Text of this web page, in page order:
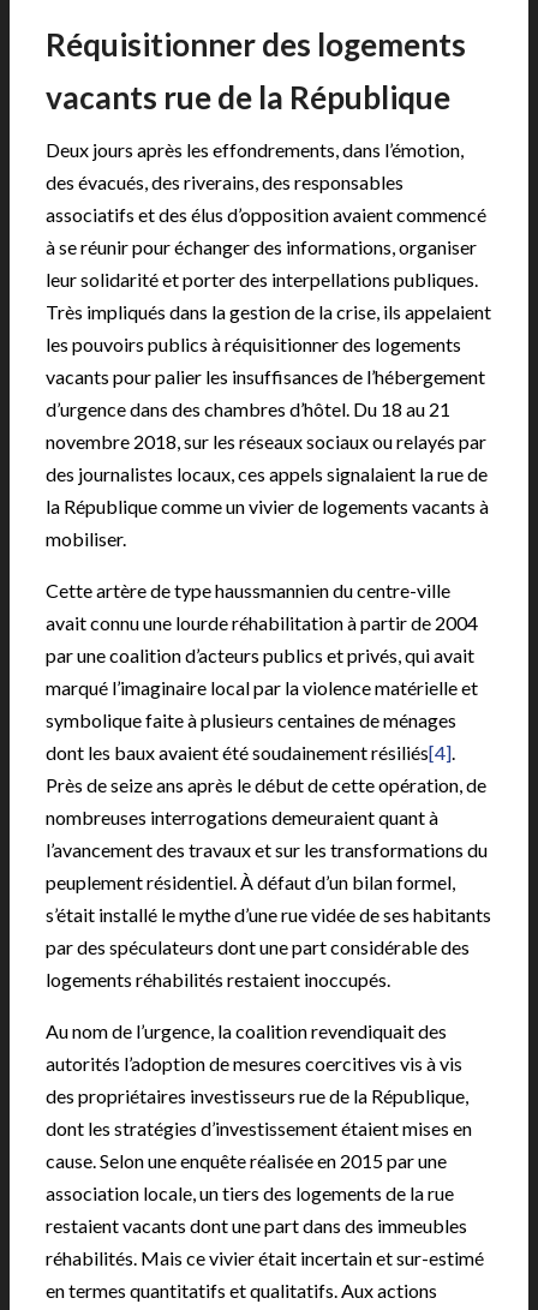
Réquisitionner des logements
vacants rue de la République
Deux jours après les effondrements, dans l’émotion,
des évacués, des riverains, des responsables
associatifs et des élus d’opposition avaient commencé
à se réunir pour échanger des informations, organiser
leur solidarité et porter des interpellations publiques.
Très impliqués dans la gestion de la crise, ils appelaient
les pouvoirs publics à réquisitionner des logements
vacants pour palier les insuffisances de l’hébergement
d’urgence dans des chambres d’hôtel. Du 18 au 21
novembre 2018, sur les réseaux sociaux ou relayés par
des journalistes locaux, ces appels signalaient la rue de
la République comme un vivier de logements vacants à
mobiliser.
Cette artère de type haussmannien du centre-ville
avait connu une lourde réhabilitation à partir de 2004
par une coalition d’acteurs publics et privés, qui avait
marqué l’imaginaire local par la violence matérielle et
symbolique faite à plusieurs centaines de ménages
dont les baux avaient été soudainement résiliés[4].
Près de seize ans après le début de cette opération, de
nombreuses interrogations demeuraient quant à
l’avancement des travaux et sur les transformations du
peuplement résidentiel. À défaut d’un bilan formel,
s’était installé le mythe d’une rue vidée de ses habitants
par des spéculateurs dont une part considérable des
logements réhabilités restaient inoccupés.
Au nom de l’urgence, la coalition revendiquait des
autorités l’adoption de mesures coercitives vis à vis
des propriétaires investisseurs rue de la République,
dont les stratégies d’investissement étaient mises en
cause. Selon une enquête réalisée en 2015 par une
association locale, un tiers des logements de la rue
restaient vacants dont une part dans des immeubles
réhabilités. Mais ce vivier était incertain et sur-estimé
en termes quantitatifs et qualitatifs. Aux actions